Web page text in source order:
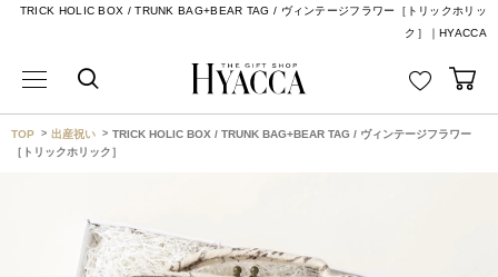
TRICK HOLIC BOX / TRUNK BAG+BEAR TAG / ヴィンテージフラワー［トリックホリッ
ク］｜HYACCA
TOP 出産祝い
TRICK HOLIC BOX / TRUNK BAG+BEAR TAG / ヴィンテージフラワー
［トリックホリック］